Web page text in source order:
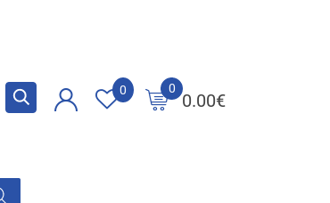
0.00€
0
0